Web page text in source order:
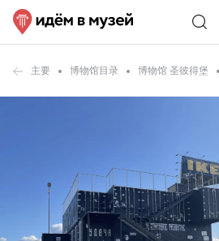
主要 博物馆目录 博物馆 圣彼得堡